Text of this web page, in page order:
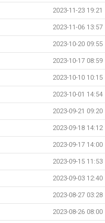
2023-11-23 19:21
2023-11-06 13:57
2023-10-20 09:55
2023-10-17 08:59
2023-10-10 10:15
2023-10-01 14:54
2023-09-21 09:20
2023-09-18 14:12
2023-09-17 14:00
2023-09-15 11:53
2023-09-03 12:40
2023-08-27 03:28
2023-08-26 08:00